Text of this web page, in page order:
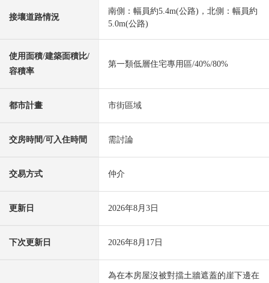
接壤道路情況
南側：幅員約5.4m(公路)，北側：幅員約
5.0m(公路)
使用面積/建築面積比/
容積率
第一類低層住宅專用區/40%/80%
都市計畫 市街區域
交房時間/可入住時間 需討論
交易方式 仲介
更新日 2026年8月3日
下次更新日 2026年8月17日
為在本房屋沒被對擋土牆遮蓋的崖下邊在